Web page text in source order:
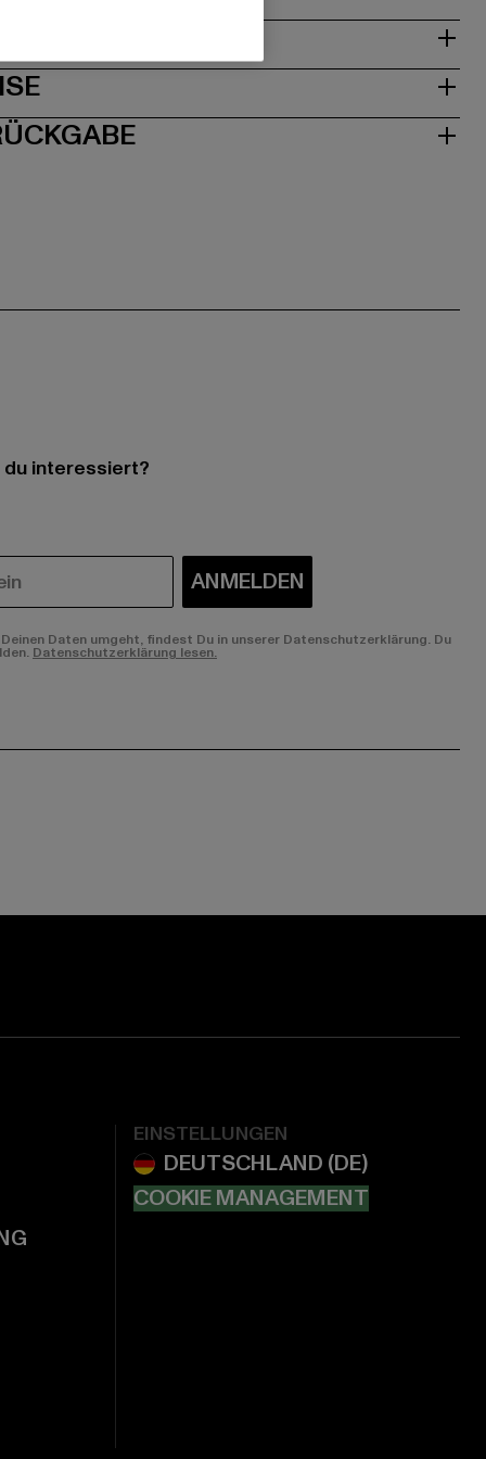
interessiert?
ANMELDEN
Daten umgeht, findest Du in unserer Datenschutzerklärung. Du
Datenschutzerklärung lesen.
EINSTELLUNGEN
COOKIE MANAGEMENT